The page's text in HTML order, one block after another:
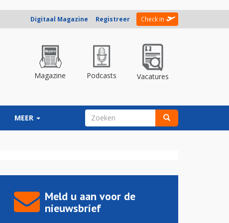
Digitaal Magazine Registreer Check in
Magazine Podcasts Vacatures
MEER ZOEKVELD
Meld u aan voor de
nieuwsbrief